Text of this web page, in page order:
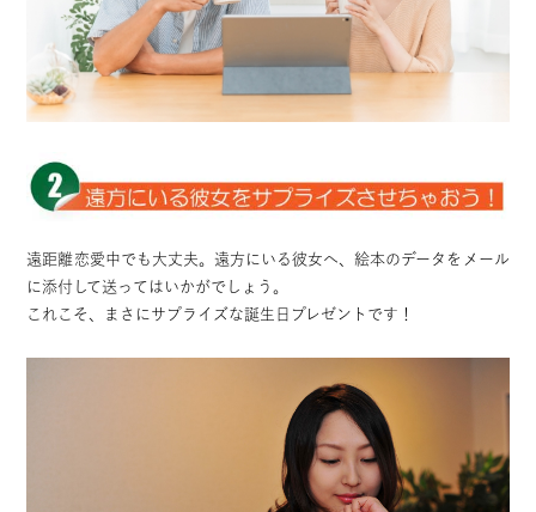
遠距離恋愛中でも大丈夫。遠方にいる彼女へ、絵本のデータをメール
に添付して送ってはいかがでしょう。
これこそ、まさにサプライズな誕生日プレゼントです！